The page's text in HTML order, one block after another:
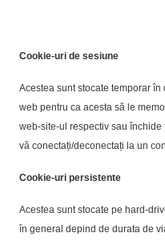
Cookie-uri de sesiune
Acestea sunt stocate temporar
web pentru ca acesta să le
web-site-ul respectiv sau
vă conectați/deconectați la un
Cookie-uri persistente
Acestea sunt stocate pe hard-
în general depind de durata de